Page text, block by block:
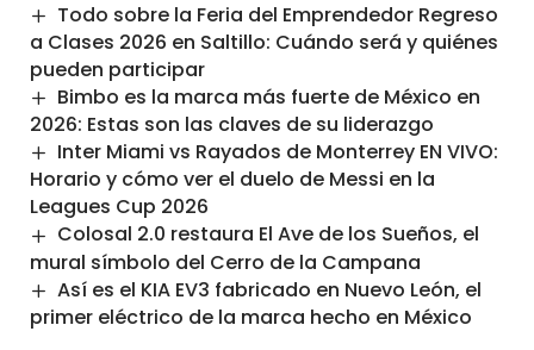
Todo sobre la Feria del Emprendedor Regreso
a Clases 2026 en Saltillo: Cuándo será y quiénes
pueden participar
Bimbo es la marca más fuerte de México en
2026: Estas son las claves de su liderazgo
Inter Miami vs Rayados de Monterrey EN VIVO:
Horario y cómo ver el duelo de Messi en la
Leagues Cup 2026
Colosal 2.0 restaura El Ave de los Sueños, el
mural símbolo del Cerro de la Campana
Así es el KIA EV3 fabricado en Nuevo León, el
primer eléctrico de la marca hecho en México